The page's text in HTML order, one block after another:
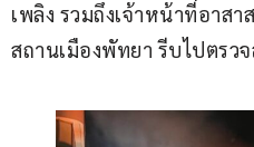
เพลิง รวมถึงเจ้าหน้าที่อาส
สถานเมืองพัทยา รีบไปตรว